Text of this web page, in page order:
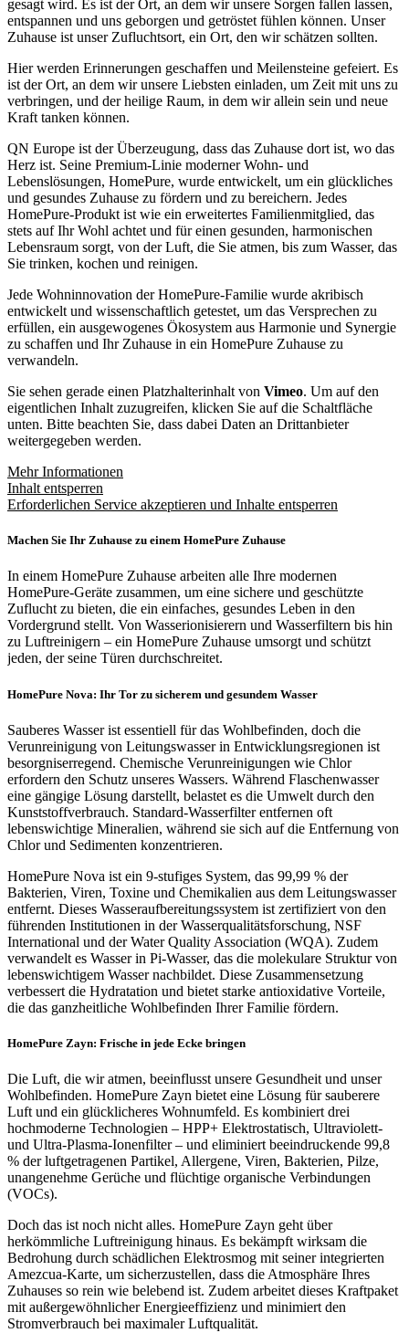
gesagt wird. Es ist der Ort, an dem wir unsere Sorgen fallen lassen,
entspannen und uns geborgen und getröstet fühlen können. Unser
Zuhause ist unser Zufluchtsort, ein Ort, den wir schätzen sollten.
Hier werden Erinnerungen geschaffen und Meilensteine gefeiert. Es
ist der Ort, an dem wir unsere Liebsten einladen, um Zeit mit uns zu
verbringen, und der heilige Raum, in dem wir allein sein und neue
Kraft tanken können.
QN Europe ist der Überzeugung, dass das Zuhause dort ist, wo das
Herz ist. Seine Premium-Linie moderner Wohn- und
Lebenslösungen, HomePure, wurde entwickelt, um ein glückliches
und gesundes Zuhause zu fördern und zu bereichern. Jedes
HomePure-Produkt ist wie ein erweitertes Familienmitglied, das
stets auf Ihr Wohl achtet und für einen gesunden, harmonischen
Lebensraum sorgt, von der Luft, die Sie atmen, bis zum Wasser, das
Sie trinken, kochen und reinigen.
Jede Wohninnovation der HomePure-Familie wurde akribisch
entwickelt und wissenschaftlich getestet, um das Versprechen zu
erfüllen, ein ausgewogenes Ökosystem aus Harmonie und Synergie
zu schaffen und Ihr Zuhause in ein HomePure Zuhause zu
verwandeln.
Sie sehen gerade einen Platzhalterinhalt von Vimeo. Um auf den
eigentlichen Inhalt zuzugreifen, klicken Sie auf die Schaltfläche
unten. Bitte beachten Sie, dass dabei Daten an Drittanbieter
weitergegeben werden.
Mehr Informationen
Inhalt entsperren
Erforderlichen Service akzeptieren und Inhalte entsperren
Machen Sie Ihr Zuhause zu einem HomePure Zuhause
In einem HomePure Zuhause arbeiten alle Ihre modernen
HomePure-Geräte zusammen, um eine sichere und geschützte
Zuflucht zu bieten, die ein einfaches, gesundes Leben in den
Vordergrund stellt. Von Wasserionisierern und Wasserfiltern bis hin
zu Luftreinigern – ein HomePure Zuhause umsorgt und schützt
jeden, der seine Türen durchschreitet.
HomePure Nova: Ihr Tor zu sicherem und gesundem Wasser
Sauberes Wasser ist essentiell für das Wohlbefinden, doch die
Verunreinigung von Leitungswasser in Entwicklungsregionen ist
besorgniserregend. Chemische Verunreinigungen wie Chlor
erfordern den Schutz unseres Wassers. Während Flaschenwasser
eine gängige Lösung darstellt, belastet es die Umwelt durch den
Kunststoffverbrauch. Standard-Wasserfilter entfernen oft
lebenswichtige Mineralien, während sie sich auf die Entfernung von
Chlor und Sedimenten konzentrieren.
HomePure Nova ist ein 9-stufiges System, das 99,99 % der
Bakterien, Viren, Toxine und Chemikalien aus dem Leitungswasser
entfernt. Dieses Wasseraufbereitungssystem ist zertifiziert von den
führenden Institutionen in der Wasserqualitätsforschung, NSF
International und der Water Quality Association (WQA). Zudem
verwandelt es Wasser in Pi-Wasser, das die molekulare Struktur von
lebenswichtigem Wasser nachbildet. Diese Zusammensetzung
verbessert die Hydratation und bietet starke antioxidative Vorteile,
die das ganzheitliche Wohlbefinden Ihrer Familie fördern.
HomePure Zayn: Frische in jede Ecke bringen
Die Luft, die wir atmen, beeinflusst unsere Gesundheit und unser
Wohlbefinden. HomePure Zayn bietet eine Lösung für sauberere
Luft und ein glücklicheres Wohnumfeld. Es kombiniert drei
hochmoderne Technologien – HPP+ Elektrostatisch, Ultraviolett-
und Ultra-Plasma-Ionenfilter – und eliminiert beeindruckende 99,8
% der luftgetragenen Partikel, Allergene, Viren, Bakterien, Pilze,
unangenehme Gerüche und flüchtige organische Verbindungen
(VOCs).
Doch das ist noch nicht alles. HomePure Zayn geht über
herkömmliche Luftreinigung hinaus. Es bekämpft wirksam die
Bedrohung durch schädlichen Elektrosmog mit seiner integrierten
Amezcua-Karte, um sicherzustellen, dass die Atmosphäre Ihres
Zuhauses so rein wie belebend ist. Zudem arbeitet dieses Kraftpaket
mit außergewöhnlicher Energieeffizienz und minimiert den
Stromverbrauch bei maximaler Luftqualität.